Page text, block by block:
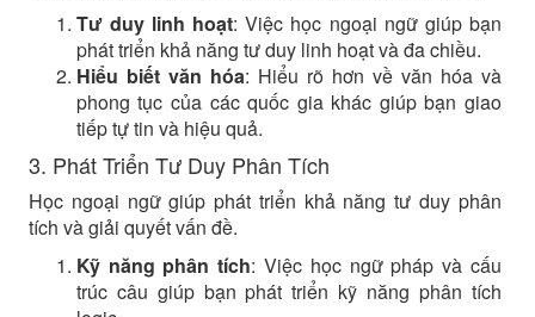
Tư duy linh hoạt: Việc học ngoại ngữ giúp bạn
phát triển khả năng tư duy linh hoạt và đa chiều.
Hiểu biết văn hóa: Hiểu rõ hơn về văn hóa và
phong tục của các quốc gia khác giúp bạn giao
tiếp tự tin và hiệu quả.
3. Phát Triển Tư Duy Phân Tích
Học ngoại ngữ giúp phát triển khả năng tư duy phân
tích và giải quyết vấn đề.
Kỹ năng phân tích: Việc học ngữ pháp và cấu
trúc câu giúp bạn phát triển kỹ năng phân tích